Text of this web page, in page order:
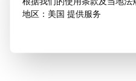
地区：美国 提供服务